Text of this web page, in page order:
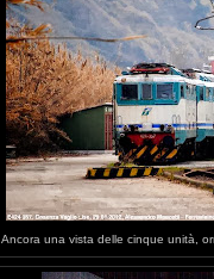
Ancora una vista delle cinque unità,